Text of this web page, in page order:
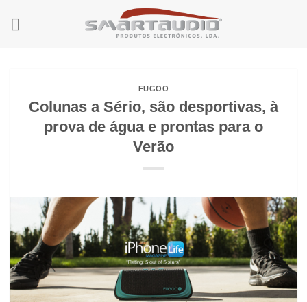
FUGOO
Colunas a Sério, são desportivas, à
prova de água e prontas para o
Verão